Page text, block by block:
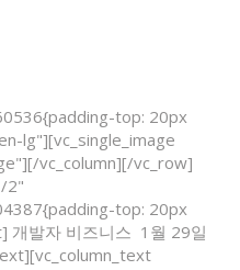
top: 20px
lg"][vc_single_image
vc_column][/vc_row]
2"
top: 20px
개발자 비즈니스 1월 29일